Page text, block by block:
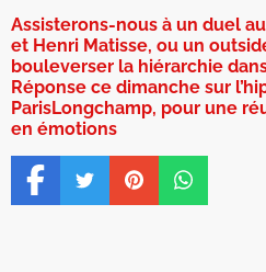
Assisterons-nous à un duel
et Henri Matisse, ou un
bouleverser la hiérarchie
Réponse ce dimanche sur
ParisLongchamp, pour une
en émotions